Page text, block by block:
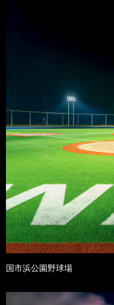
国市浜公園野球場